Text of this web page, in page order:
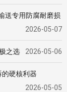
送专用防腐耐磨损
2026-05-07
之选 2026-05-06
硬核利器
2026-05-05